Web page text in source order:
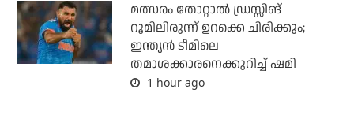
മത്സരം തോറ്റാല്‍ ഡ്രസ്സിങ്
റൂമിലിരുന്ന് ഉറക്കെ ചിരിക്കും;
ഇന്ത്യന്‍ ടീമിലെ
തമാശക്കാരനെക്കുറിച്ച് ഷമി
1 hour ago